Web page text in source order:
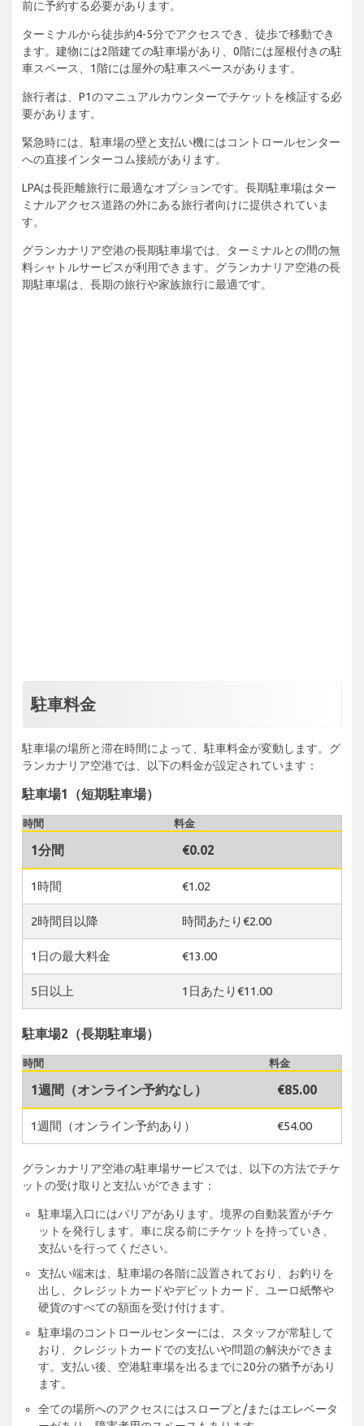
前に予約する必要があります。
ターミナルから徒歩約4-5分でアクセスでき、徒歩で移動でき
ます。建物には2階建ての駐車場があり、0階には屋根付きの駐
車スペース、1階には屋外の駐車スペースがあります。
旅行者は、P1のマニュアルカウンターでチケットを検証する必
要があります。
緊急時には、駐車場の壁と支払い機にはコントロールセンター
への直接インターコム接続があります。
LPAは長距離旅行に最適なオプションです。長期駐車場はター
ミナルアクセス道路の外にある旅行者向けに提供されていま
す。
グランカナリア空港の長期駐車場では、ターミナルとの間の無
料シャトルサービスが利用できます。グランカナリア空港の長
期駐車場は、長期の旅行や家族旅行に最適です。
駐車料金
駐車場の場所と滞在時間によって、駐車料金が変動します。グ
ランカナリア空港では、以下の料金が設定されています：
駐車場1（短期駐車場）
時間 料金
1分間 €0.02
1時間 €1.02
2時間目以降 時間あたり€2.00
1日の最大料金 €13.00
5日以上 1日あたり€11.00
駐車場2（長期駐車場）
時間 料金
1週間（オンライン予約なし） €85.00
1週間（オンライン予約あり） €54.00
グランカナリア空港の駐車場サービスでは、以下の方法でチケ
ットの受け取りと支払いができます：
駐車場入口にはバリアがあります。境界の自動装置がチケ
ットを発行します。車に戻る前にチケットを持っていき、
支払いを行ってください。
支払い端末は、駐車場の各階に設置されており、お釣りを
出し、クレジットカードやデビットカード、ユーロ紙幣や
硬貨のすべての額面を受け付けます。
駐車場のコントロールセンターには、スタッフが常駐して
おり、クレジットカードでの支払いや問題の解決ができま
す。支払い後、空港駐車場を出るまでに20分の猶予があり
ます。
全ての場所へのアクセスにはスロープと/またはエレベータ